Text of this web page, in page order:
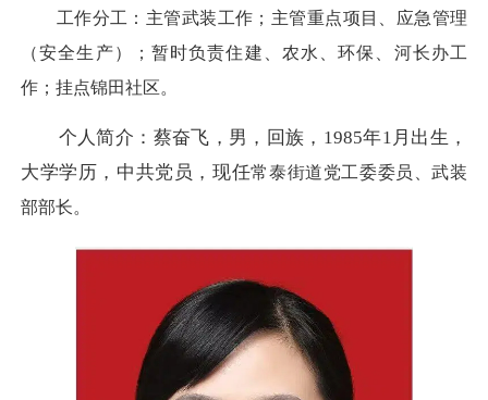
工作分工：主管武装工作；主管重点项目、应急管理
（安全生产）；暂时负责住建、农水、环保、河长办工
作；挂点锦田社区。
个人简介：蔡奋飞，男，回族，1985年1月出生，
大学学历，中共党员，现任常泰街道党工委委员、武装
部部长。